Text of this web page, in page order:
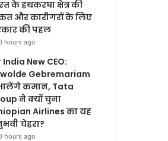
के हथकरघा क्षेत्र की
और कारीगरों के लिए
की पहल
hours ago
India New CEO:
Gebremariam
कमान, Tata
ने क्यों चुना
Airlines का यह
चेहरा?
hours ago